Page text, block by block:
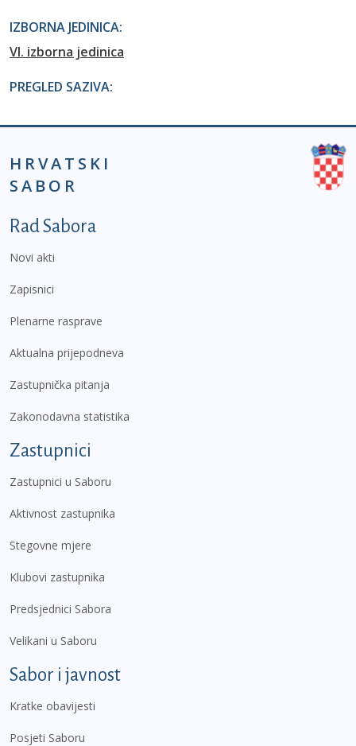
IZBORNA JEDINICA:
VI. izborna jedinica
PREGLED SAZIVA:
HRVATSKI
SABOR
Podnožje prvi izbornik
Rad Sabora
Novi akti
Zapisnici
Plenarne rasprave
Aktualna prijepodneva
Zastupnička pitanja
Zakonodavna statistika
Zastupnici
Zastupnici u Saboru
Aktivnost zastupnika
Stegovne mjere
Klubovi zastupnika
Predsjednici Sabora
Velikani u Saboru
Sabor i javnost
Kratke obavijesti
Posjeti Saboru